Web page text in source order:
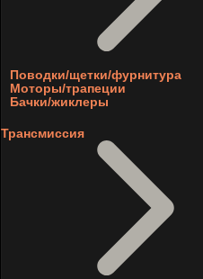
Поводки/щетки/фурнитура
Моторы/трапеции
Бачки/жиклеры
Трансмиссия